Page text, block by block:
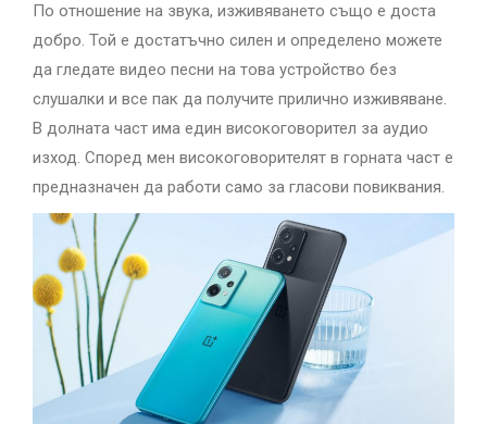
По отношение на звука, изживяването също е доста
добро. Той е достатъчно силен и определено можете
да гледате видео песни на това устройство без
слушалки и все пак да получите прилично изживяване.
В долната част има един високоговорител за аудио
изход. Според мен високоговорителят в горната част е
предназначен да работи само за гласови повиквания.